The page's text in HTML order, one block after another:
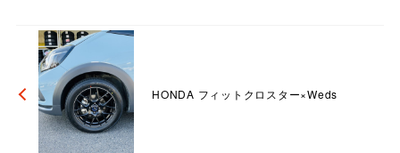
HONDA フィットクロスター×Weds